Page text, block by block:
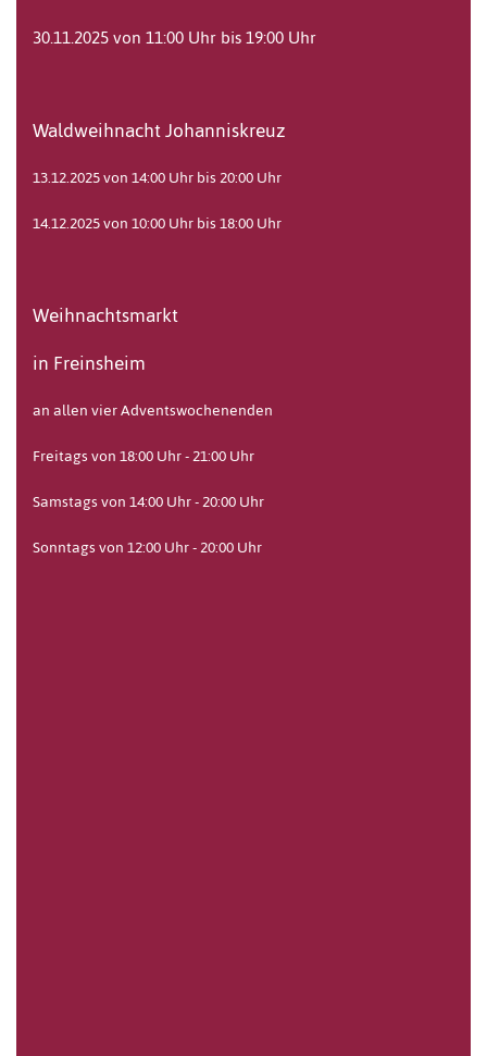
30.11.2025 von 11:00 Uhr bis 19:00 Uhr
Waldweihnacht Johanniskreuz
13.12.2025 von 14:00 Uhr bis 20:00 Uhr
14.12.2025 von 10:00 Uhr bis 18:00 Uhr
Weihnachtsmarkt
in Freinsheim
an allen vier Adventswochenenden
Freitags von 18:00 Uhr - 21:00 Uhr
Samstags von 14:00 Uhr - 20:00 Uhr
Sonntags von 12:00 Uhr - 20:00 Uhr